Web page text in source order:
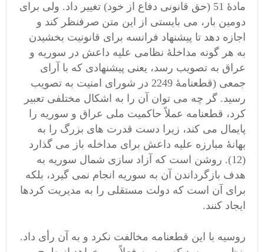
مادۀ 51 (حق قانونی دفاع از خود) تغییر داد. ولی برای
دومین بار، می بایستی از این متن صرفنظر کند و
اجازه دهد تا پیشنهاد فرانسه برای قانونیت بخشیدن
به هر گونه مداخلۀ نظامی علیه داعش در سوریه و
عراق به تصویب رسد، یعنی پیشنهادی که با آرای
جمعی (قطعنامۀ 2249 در شورای امنیت به تصویب
رسید. گر چه می توان آن را به اشکال مختلفی تعبیر
کرد، قطعنامه عملاً حاکمیت ملی عراق و سوریه را
پایمال می کند، زیرا دست قدرت های بزرگ را به
بهانۀ مبارزه علیه داعش برای مداخله باز می گذارد
(12). روشن است که آزاد سازی شمال سوریه به
هدف بازگرداندن آن به سوریه انجام نمی گیرد، بلکه
برای آن است که دولت مستقلی را به مدیریت کردها
ایجاد کنند.
روسیه با این قطعنامه مخالفت نکرد و به آن رأی داد.